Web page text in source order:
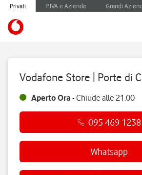
Privati P.IVA e Aziende Grandi
Vodafone Store | Porte di
Aperto Ora -Chiude alle 21:00
095 469 1238
Whatsapp